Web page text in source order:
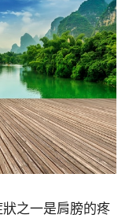
狀之一是肩膀的疼